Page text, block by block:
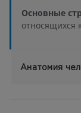
Основные
относящихся
Анатомия